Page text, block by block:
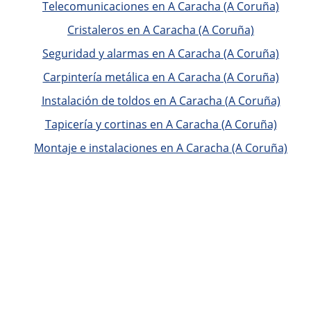
Telecomunicaciones en A Caracha (A Coruña)
Cristaleros en A Caracha (A Coruña)
Seguridad y alarmas en A Caracha (A Coruña)
Carpintería metálica en A Caracha (A Coruña)
Instalación de toldos en A Caracha (A Coruña)
Tapicería y cortinas en A Caracha (A Coruña)
Montaje e instalaciones en A Caracha (A Coruña)